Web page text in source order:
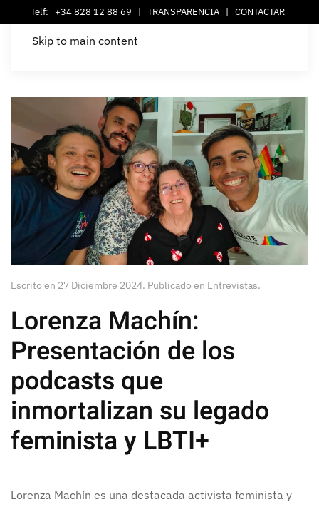
Telf: +34 828 12 88 69 | TRANSPARENCIA | CONTACTAR
Skip to main content
Escrito en 27 Diciembre 2024. Publicado en Entrevistas.
Lorenza Machín:
Presentación de los
podcasts que
inmortalizan su legado
feminista y LBTI+
Lorenza Machín es una destacada activista feminista y